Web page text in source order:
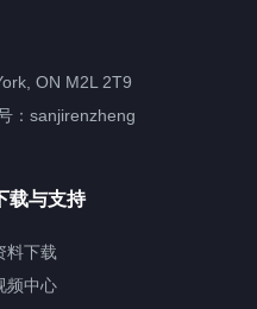
ON M2L 2T9
：sanjirenzheng
载与支持
料下载
频中心